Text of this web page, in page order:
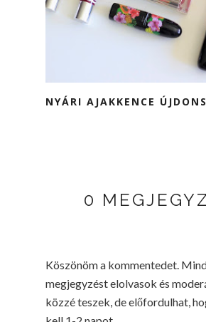
NYÁRI AJAKKENCE
0
Köszönöm a kommentedet.
megjegyzést elolvasok és
közzé teszek, de előfordulhat,